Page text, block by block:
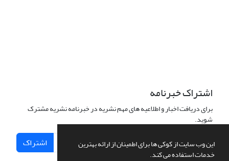
این وب سایت از کوکی ها برای اطمینان از ارائه بهترین
خدمات استفاده می کند.
اشتراک خبرنامه
برای دریافت اخبار و اطلاعیه های مهم نشریه در خبرنامه نشریه مشترک
شوید.
اشتراک